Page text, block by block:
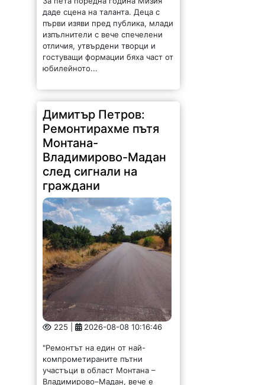
даде сцена на таланта. Деца с
първи изяви пред публика, млади
изпълнители с вече спечелени
отличия, утвърдени творци и
гостуващи формации бяха част от
юбилейното...
Димитър Петров:
Ремонтирахме пътя
Монтана-
Владимирово-Мадан
след сигнали на
граждани
225 | 2026-08-08 10:16:46
"Ремонтът на един от най-
компрометираните пътни
участъци в област Монтана –
Владимирово–Мадан, вече е